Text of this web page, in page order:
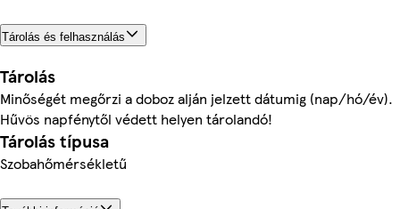
Tárolás és felhasználás
Tárolás
Minőségét megőrzi a doboz alján jelzett dátumig (nap/hó/év).
Hűvös napfénytől védett helyen tárolandó!
Tárolás típusa
Szobahőmérsékletű